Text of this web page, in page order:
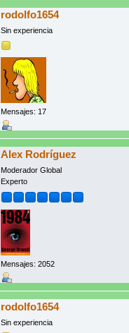
rodolfo1654
Sin experiencia
Mensajes: 17
Alex Rodríguez
Moderador Global
Experto
Mensajes: 2052
rodolfo1654
Sin experiencia